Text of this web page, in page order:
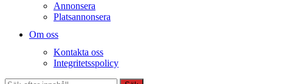
Annonsera
Platsannonsera
Om oss
Kontakta oss
Integritetsspolicy